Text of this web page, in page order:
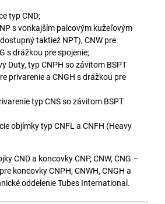
typ CND;
s vonkajším palcovým kužeľovým
taktiež NPT), CNW pre
s drážkou pre spojenie;
Duty, typ CNPH so závitom BSPT
privarenie a CNGH s drážkou pre
typ CNS so závitom BSPT
objímky typ CNFL a CNFH (Heavy
CND a koncovky CNP, CNW, CNG –
koncovky CNPH, CNWH, CNGH a
oddelenie Tubes International.